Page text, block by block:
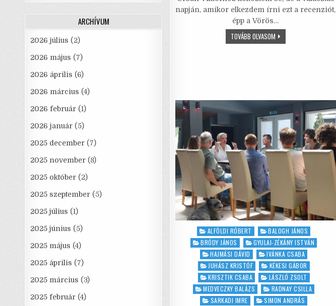
e
b
o
te
r
l
l
s
e
napján, amikor elkezdem írni ezt a recenziót,
épp a Vörös…
TOVÁBB OLVASOMWE
ARE
VÖRÖS
NEONBAN
Posted
in
ALFÖLDI RÓBERT
BALOGH JÁNOS
BRÓDY JÁNOS
GYULAI-ZÉKÁNY ISTVÁN
HAJMÁSI DÁVID
IVÁNKA CSABA
JUHÁSZ KRISTÓF
KÉKESI GÁBOR
KRISZTIK CSABA
LÁSZLÓ ZSOLT
MEDVECZKY BALÁZS
RADNAY CSILLA
SARKADI IMRE
SIMON ANDRÁS
ARCHÍVUM
2026 július (2)
2026 május (7)
2026 április (6)
2026 március (4)
2026 február (1)
2026 január (5)
2025 december (7)
2025 november (8)
2025 október (2)
2025 szeptember (5)
2025 július (1)
2025 június (5)
2025 május (4)
2025 április (7)
2025 március (3)
2025 február (4)